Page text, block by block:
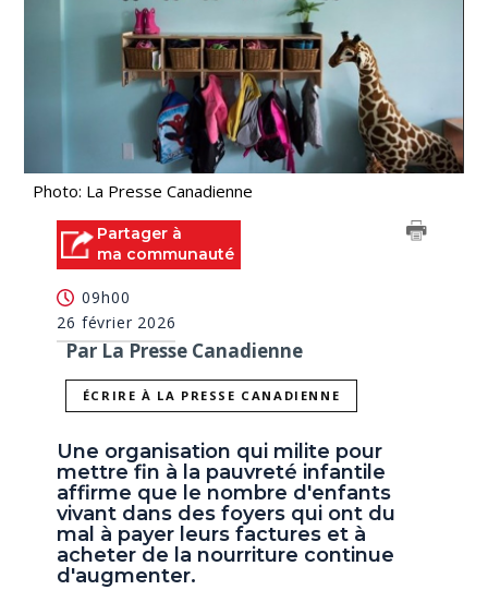
Photo: La Presse Canadienne
Partager à
ma communauté
09h00
26 février 2026
Par La Presse Canadienne
ÉCRIRE À LA PRESSE CANADIENNE
Une organisation qui milite pour
mettre fin à la pauvreté infantile
affirme que le nombre d'enfants
vivant dans des foyers qui ont du
mal à payer leurs factures et à
acheter de la nourriture continue
d'augmenter.